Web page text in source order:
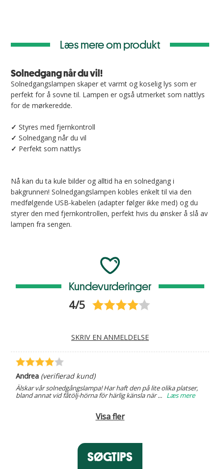
Læs mere om produkt
Solnedgang når du vil!
Solnedgangslampen skaper et varmt og koselig lys som er
perfekt for å sovne til. Lampen er også utmerket som nattlys
for de mørkeredde.
✓ Styres med fjernkontroll
✓ Solnedgang når du vil
✓ Perfekt som nattlys
Nå kan du ta kule bilder og alltid ha en solnedgang i
bakgrunnen! Solnedgangslampen kobles enkelt til via den
medfølgende USB-kabelen (adapter følger ikke med) og du
styrer den med fjernkontrollen, perfekt hvis du ønsker å slå av
lampen fra sengen.
Kundevurderinger
4/5
SKRIV EN ANMELDELSE
Andrea (verifierad kund)
Älskar vår solnedgångslampa! Har haft den på lite olika platser,
bland annat vid fåtölj-hörna för härlig känsla när... Læs mere
Visa fler
SØGTIPS